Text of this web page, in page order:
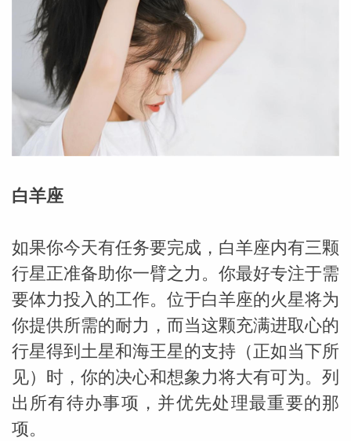
勒中文
网_苏珊
白羊座
如果你今天有任务要完成，白羊座内有三颗
行星正准备助你一臂之力。你最好专注于需
要体力投入的工作。位于白羊座的火星将为
你提供所需的耐力，而当这颗充满进取心的
行星得到土星和海王星的支持（正如当下所
见）时，你的决心和想象力将大有可为。列
出所有待办事项，并优先处理最重要的那
项。